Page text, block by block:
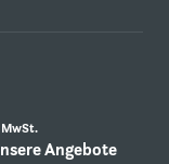
Angebote